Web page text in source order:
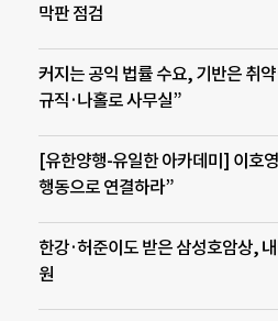
막판 점검
커지는 공익 법률 수요, 기반은 취
규직·나홀로 사무실”
[유한양행-유일한 아카데미] 이호
행동으로 연결하라”
한강·허준이도 받은 삼성호암상,
원